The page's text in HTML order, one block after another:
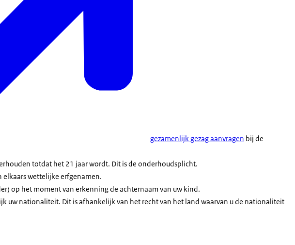
gezamenlijk gezag aanvragen bij de
totdat het 21 jaar wordt. Dit is de onderhoudsplicht.
elkaars wettelijke erfgenamen.
op het moment van erkenning de achternaam van uw kind.
uw nationaliteit. Dit is afhankelijk van het recht van het land waarvan u de nationaliteit